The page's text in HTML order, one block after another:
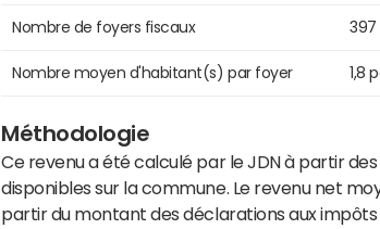
Nombre de foyers fiscaux 397
Nombre moyen d'habitant(s) par foyer 1,8
Méthodologie
Ce revenu a été calculé par le JDN à partir
disponibles sur la commune. Le revenu net
partir du montant des déclarations aux impôts